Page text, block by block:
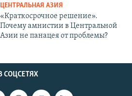
ЦЕНТРАЛЬНАЯ АЗИЯ
«Краткосрочное решение».
Почему амнистии в Центральной
Азии не панацея от проблемы?
СОЦСЕТЯХ